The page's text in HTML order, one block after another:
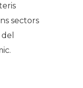
sectors